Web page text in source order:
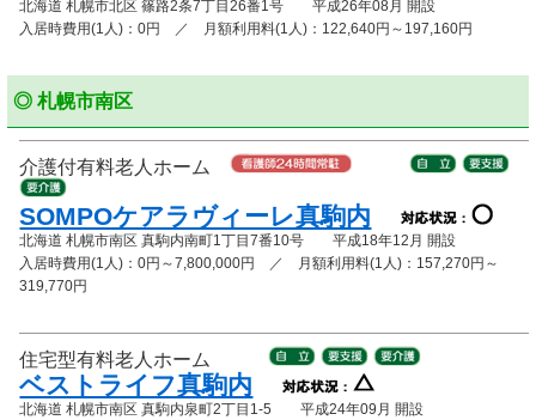
北海道 札幌市北区 篠路2条7丁目26番1号 平成26年08月 開設
入居時費用(1人)：0円 ／ 月額利用料(1人)：122,640円～197,160円
◎ 札幌市南区
介護付有料老人ホーム
SOMPOケアラヴィーレ真駒内
北海道 札幌市南区 真駒内南町1丁目7番10号 平成18年12月 開設
入居時費用(1人)：0円～7,800,000円 ／ 月額利用料(1人)：157,270円～
319,770円
住宅型有料老人ホーム
ベストライフ真駒内
北海道 札幌市南区 真駒内泉町2丁目1-5 平成24年09月 開設